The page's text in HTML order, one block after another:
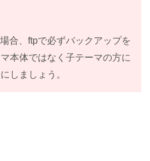
合、ftpで必ずバックアップを
本体ではなく子テーマの方に
しましょう。